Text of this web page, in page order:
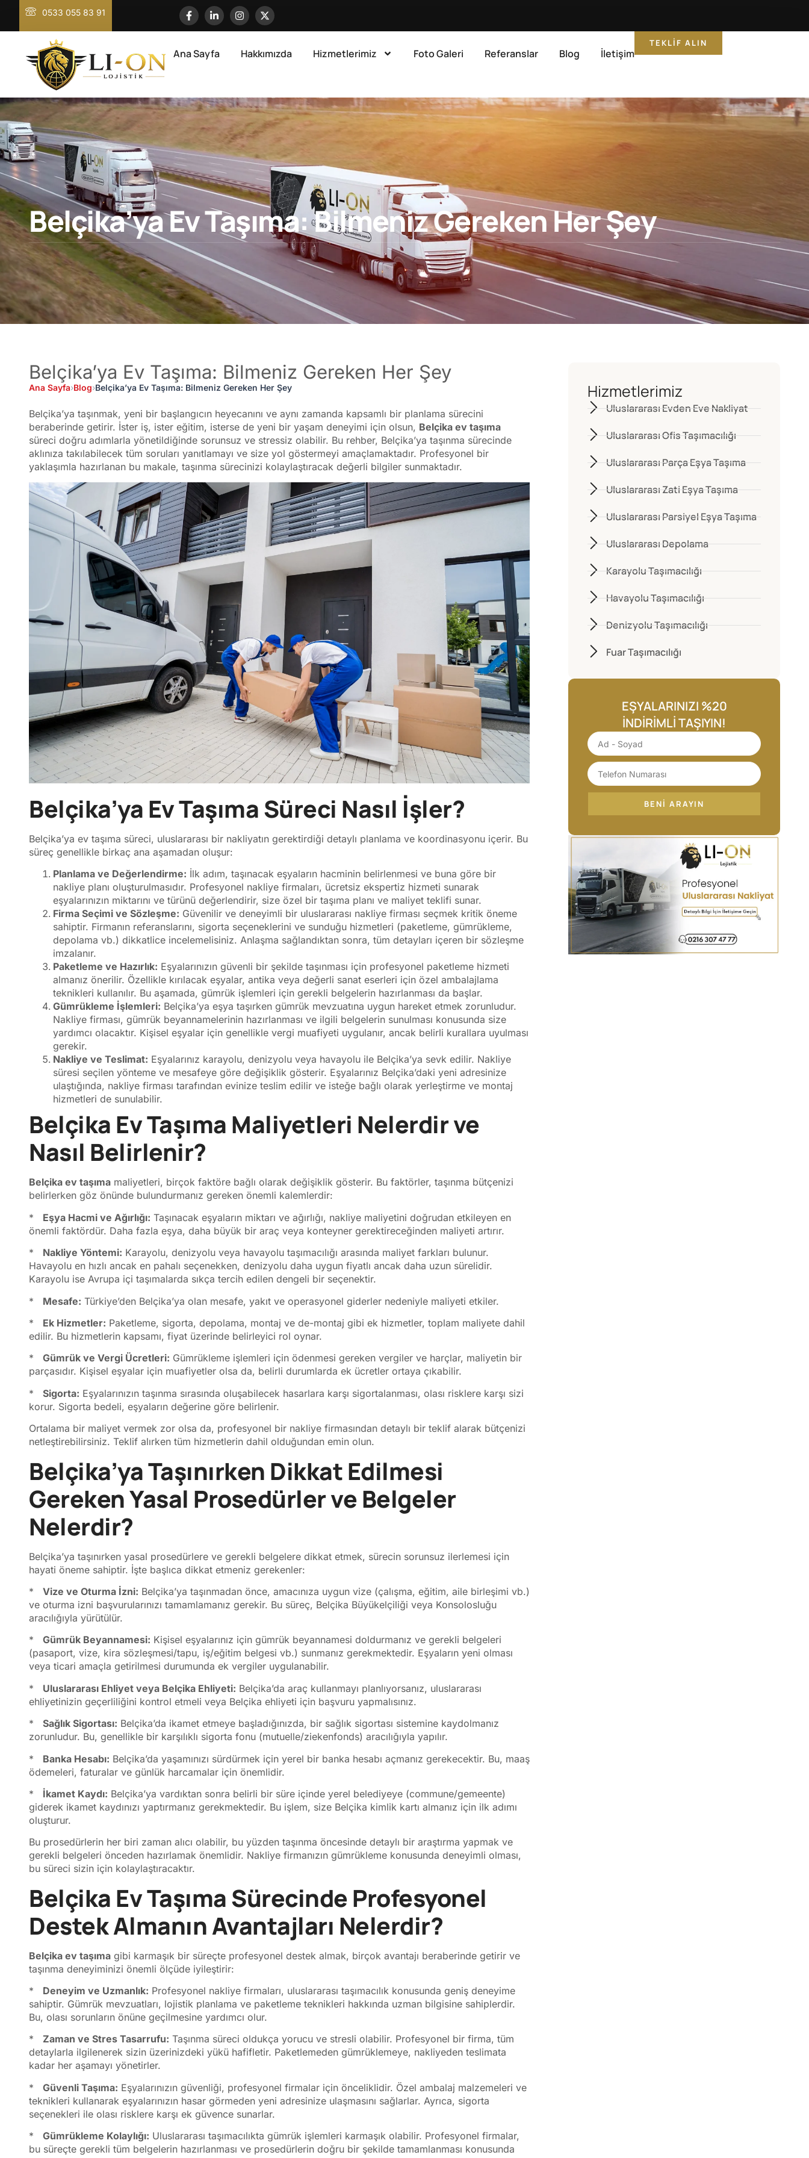
0533 055 83 91
Ana Sayfa Hakkımızda Hizmetlerimiz Foto Galeri Referanslar Blog İletişim
TEKLIF ALIN
Belçika’ya Ev Taşıma: Bilmeniz Gereken Her Şey
Belçika’ya Ev Taşıma: Bilmeniz Gereken Her Şey
Ana Sayfa›Blog›Belçika’ya Ev Taşıma: Bilmeniz Gereken Her Şey
Belçika’ya taşınmak, yeni bir başlangıcın heyecanını ve aynı zamanda kapsamlı bir planlama sürecini
beraberinde getirir. İster iş, ister eğitim, isterse de yeni bir yaşam deneyimi için olsun, Belçika ev taşıma
süreci doğru adımlarla yönetildiğinde sorunsuz ve stressiz olabilir. Bu rehber, Belçika’ya taşınma sürecinde
aklınıza takılabilecek tüm soruları yanıtlamayı ve size yol göstermeyi amaçlamaktadır. Profesyonel bir
yaklaşımla hazırlanan bu makale, taşınma sürecinizi kolaylaştıracak değerli bilgiler sunmaktadır.
Belçika’ya Ev Taşıma Süreci Nasıl İşler?
Belçika’ya ev taşıma süreci, uluslararası bir nakliyatın gerektirdiği detaylı planlama ve koordinasyonu içerir. Bu
süreç genellikle birkaç ana aşamadan oluşur:
Planlama ve Değerlendirme: İlk adım, taşınacak eşyaların hacminin belirlenmesi ve buna göre bir
nakliye planı oluşturulmasıdır. Profesyonel nakliye firmaları, ücretsiz ekspertiz hizmeti sunarak
eşyalarınızın miktarını ve türünü değerlendirir, size özel bir taşıma planı ve maliyet teklifi sunar.
Firma Seçimi ve Sözleşme: Güvenilir ve deneyimli bir uluslararası nakliye firması seçmek kritik öneme
sahiptir. Firmanın referanslarını, sigorta seçeneklerini ve sunduğu hizmetleri (paketleme, gümrükleme,
depolama vb.) dikkatlice incelemelisiniz. Anlaşma sağlandıktan sonra, tüm detayları içeren bir sözleşme
imzalanır.
Paketleme ve Hazırlık: Eşyalarınızın güvenli bir şekilde taşınması için profesyonel paketleme hizmeti
almanız önerilir. Özellikle kırılacak eşyalar, antika veya değerli sanat eserleri için özel ambalajlama
teknikleri kullanılır. Bu aşamada, gümrük işlemleri için gerekli belgelerin hazırlanması da başlar.
Gümrükleme İşlemleri: Belçika’ya eşya taşırken gümrük mevzuatına uygun hareket etmek zorunludur.
Nakliye firması, gümrük beyannamelerinin hazırlanması ve ilgili belgelerin sunulması konusunda size
yardımcı olacaktır. Kişisel eşyalar için genellikle vergi muafiyeti uygulanır, ancak belirli kurallara uyulması
gerekir.
Nakliye ve Teslimat: Eşyalarınız karayolu, denizyolu veya havayolu ile Belçika’ya sevk edilir. Nakliye
süresi seçilen yönteme ve mesafeye göre değişiklik gösterir. Eşyalarınız Belçika’daki yeni adresinize
ulaştığında, nakliye firması tarafından evinize teslim edilir ve isteğe bağlı olarak yerleştirme ve montaj
hizmetleri de sunulabilir.
Belçika Ev Taşıma Maliyetleri Nelerdir ve
Nasıl Belirlenir?
Belçika ev taşıma maliyetleri, birçok faktöre bağlı olarak değişiklik gösterir. Bu faktörler, taşınma bütçenizi
belirlerken göz önünde bulundurmanız gereken önemli kalemlerdir:
* Eşya Hacmi ve Ağırlığı: Taşınacak eşyaların miktarı ve ağırlığı, nakliye maliyetini doğrudan etkileyen en
önemli faktördür. Daha fazla eşya, daha büyük bir araç veya konteyner gerektireceğinden maliyeti artırır.
* Nakliye Yöntemi: Karayolu, denizyolu veya havayolu taşımacılığı arasında maliyet farkları bulunur.
Havayolu en hızlı ancak en pahalı seçenekken, denizyolu daha uygun fiyatlı ancak daha uzun sürelidir.
Karayolu ise Avrupa içi taşımalarda sıkça tercih edilen dengeli bir seçenektir.
* Mesafe: Türkiye’den Belçika’ya olan mesafe, yakıt ve operasyonel giderler nedeniyle maliyeti etkiler.
* Ek Hizmetler: Paketleme, sigorta, depolama, montaj ve de-montaj gibi ek hizmetler, toplam maliyete dahil
edilir. Bu hizmetlerin kapsamı, fiyat üzerinde belirleyici rol oynar.
* Gümrük ve Vergi Ücretleri: Gümrükleme işlemleri için ödenmesi gereken vergiler ve harçlar, maliyetin bir
parçasıdır. Kişisel eşyalar için muafiyetler olsa da, belirli durumlarda ek ücretler ortaya çıkabilir.
* Sigorta: Eşyalarınızın taşınma sırasında oluşabilecek hasarlara karşı sigortalanması, olası risklere karşı sizi
korur. Sigorta bedeli, eşyaların değerine göre belirlenir.
Ortalama bir maliyet vermek zor olsa da, profesyonel bir nakliye firmasından detaylı bir teklif alarak bütçenizi
netleştirebilirsiniz. Teklif alırken tüm hizmetlerin dahil olduğundan emin olun.
Belçika’ya Taşınırken Dikkat Edilmesi
Gereken Yasal Prosedürler ve Belgeler
Nelerdir?
Belçika’ya taşınırken yasal prosedürlere ve gerekli belgelere dikkat etmek, sürecin sorunsuz ilerlemesi için
hayati öneme sahiptir. İşte başlıca dikkat etmeniz gerekenler:
* Vize ve Oturma İzni: Belçika’ya taşınmadan önce, amacınıza uygun vize (çalışma, eğitim, aile birleşimi vb.)
ve oturma izni başvurularınızı tamamlamanız gerekir. Bu süreç, Belçika Büyükelçiliği veya Konsolosluğu
aracılığıyla yürütülür.
* Gümrük Beyannamesi: Kişisel eşyalarınız için gümrük beyannamesi doldurmanız ve gerekli belgeleri
(pasaport, vize, kira sözleşmesi/tapu, iş/eğitim belgesi vb.) sunmanız gerekmektedir. Eşyaların yeni olması
veya ticari amaçla getirilmesi durumunda ek vergiler uygulanabilir.
* Uluslararası Ehliyet veya Belçika Ehliyeti: Belçika’da araç kullanmayı planlıyorsanız, uluslararası
ehliyetinizin geçerliliğini kontrol etmeli veya Belçika ehliyeti için başvuru yapmalısınız.
* Sağlık Sigortası: Belçika’da ikamet etmeye başladığınızda, bir sağlık sigortası sistemine kaydolmanız
zorunludur. Bu, genellikle bir karşılıklı sigorta fonu (mutuelle/ziekenfonds) aracılığıyla yapılır.
* Banka Hesabı: Belçika’da yaşamınızı sürdürmek için yerel bir banka hesabı açmanız gerekecektir. Bu, maaş
ödemeleri, faturalar ve günlük harcamalar için önemlidir.
* İkamet Kaydı: Belçika’ya vardıktan sonra belirli bir süre içinde yerel belediyeye (commune/gemeente)
giderek ikamet kaydınızı yaptırmanız gerekmektedir. Bu işlem, size Belçika kimlik kartı almanız için ilk adımı
oluşturur.
Bu prosedürlerin her biri zaman alıcı olabilir, bu yüzden taşınma öncesinde detaylı bir araştırma yapmak ve
gerekli belgeleri önceden hazırlamak önemlidir. Nakliye firmanızın gümrükleme konusunda deneyimli olması,
bu süreci sizin için kolaylaştıracaktır.
Belçika Ev Taşıma Sürecinde Profesyonel
Destek Almanın Avantajları Nelerdir?
Belçika ev taşıma gibi karmaşık bir süreçte profesyonel destek almak, birçok avantajı beraberinde getirir ve
taşınma deneyiminizi önemli ölçüde iyileştirir:
* Deneyim ve Uzmanlık: Profesyonel nakliye firmaları, uluslararası taşımacılık konusunda geniş deneyime
sahiptir. Gümrük mevzuatları, lojistik planlama ve paketleme teknikleri hakkında uzman bilgisine sahiplerdir.
Bu, olası sorunların önüne geçilmesine yardımcı olur.
* Zaman ve Stres Tasarrufu: Taşınma süreci oldukça yorucu ve stresli olabilir. Profesyonel bir firma, tüm
detaylarla ilgilenerek sizin üzerinizdeki yükü hafifletir. Paketlemeden gümrüklemeye, nakliyeden teslimata
kadar her aşamayı yönetirler.
* Güvenli Taşıma: Eşyalarınızın güvenliği, profesyonel firmalar için önceliklidir. Özel ambalaj malzemeleri ve
teknikleri kullanarak eşyalarınızın hasar görmeden yeni adresinize ulaşmasını sağlarlar. Ayrıca, sigorta
seçenekleri ile olası risklere karşı ek güvence sunarlar.
* Gümrükleme Kolaylığı: Uluslararası taşımacılıkta gümrük işlemleri karmaşık olabilir. Profesyonel firmalar,
bu süreçte gerekli tüm belgelerin hazırlanması ve prosedürlerin doğru bir şekilde tamamlanması konusunda
Hizmetlerimiz
Uluslararası Evden Eve Nakliyat
Uluslararası Ofis Taşımacılığı
Uluslararası Parça Eşya Taşıma
Uluslararası Zati Eşya Taşıma
Uluslararası Parsiyel Eşya Taşıma
Uluslararası Depolama
Karayolu Taşımacılığı
Havayolu Taşımacılığı
Denizyolu Taşımacılığı
Fuar Taşımacılığı
EŞYALARINIZI %20
İNDIRIMLI TAŞIYIN!
BENI ARAYIN